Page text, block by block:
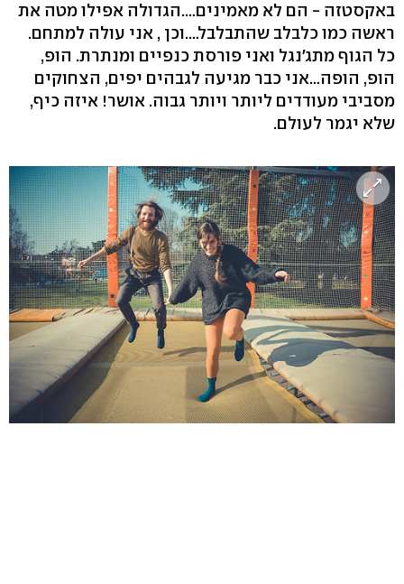
באקסטזה - הם לא מאמינים….הגדולה אפילו מטה את
ראשה כמו כלבלב שהתבלבל….וכן , אני עולה למתחם.
כל הגוף מתג׳נגל ואני פורסת כנפיים ומנתרת. הופ,
הופ, הופה…אני כבר מגיעה לגבהים יפים, הצחוקים
מסביבי מעודדים ליותר ויותר גבוה. אושר! איזה כיף,
שלא יגמר לעולם.